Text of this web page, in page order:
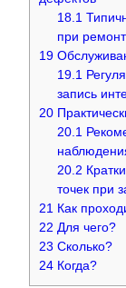
18.1
при
19
19.1
запись
20
20.1
20.2
точек при
21 Как
22 Для чего?
23 Сколько?
24 Когда?